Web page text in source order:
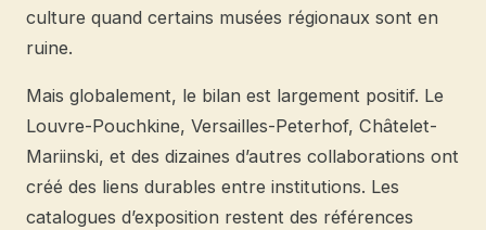
culture quand certains musées régionaux sont en
ruine.
Mais globalement, le bilan est largement positif. Le
Louvre-Pouchkine, Versailles-Peterhof, Châtelet-
Mariinski, et des dizaines d’autres collaborations ont
créé des liens durables entre institutions. Les
catalogues d’exposition restent des références